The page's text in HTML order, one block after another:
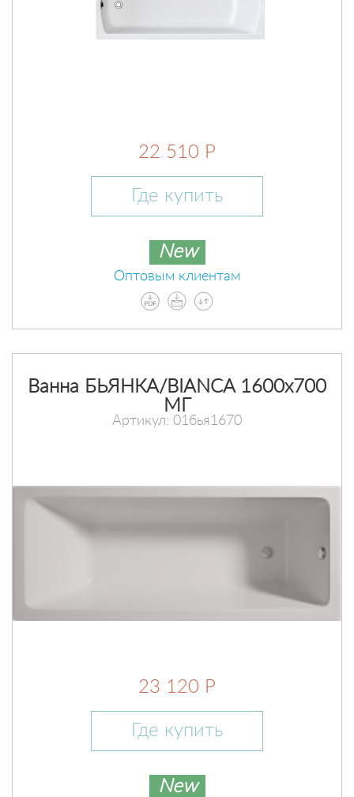
22 510 Р
Где купить
New
Оптовым клиентам
Ванна БЬЯНКА/BIANCA 1600х700
МГ
Артикул: 01бья1670
23 120 Р
Где купить
New